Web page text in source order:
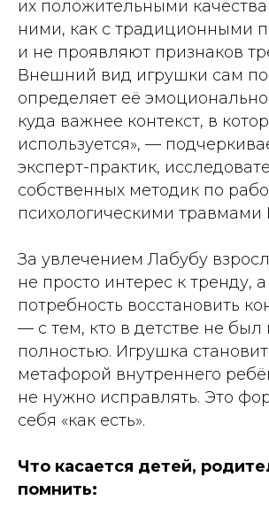
их положительными
ними, как с традиционными
и не проявляют признаков
Внешний вид игрушки сам по
определяет её
куда важнее контекст, в
используется», —
эксперт-практик,
собственных методик по
психологическими травмами
За увлечением Лабубу
не просто интерес к тренду,
потребность восстановить
— с тем, кто в детстве не был
полностью. Игрушка
метафорой внутреннего
не нужно исправлять. Это
себя «как есть».
Что касается детей,
помнить: